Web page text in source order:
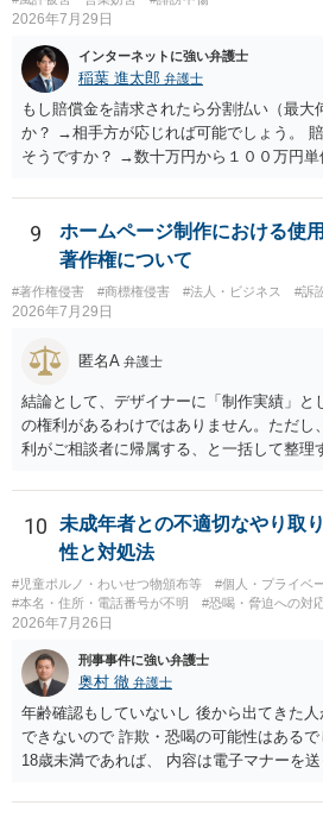
2026年7月29日
インターネットに強い弁護士
稲葉 進太郎 弁護士
もし賠償金を請求されたら分割払い（最大
か？ →相手方が応じれば可能でしょう。
そうですか？ →数十万円から１００万円
渉が行われ、双方合意に至れば支払が開始
訟提起を選択すれば訴訟の中で解決がな
9
ホームページ制作における使
著作権について
#著作権侵害 #商標権侵害 #法人・ビジネス #訴
2026年7月29日
匿名A 弁護士
結論として、デザイナーに「制作実績」と
の権利があるわけではありません。ただし
利がご相談者に帰属する、と一括して整理
身が著作権者です。 他方、ブランド名、
短いキャッチコピー、販売コンセプトな
りません。ただし、ロゴに独自の図形や
は、その表現部分が著作物となる可能性が
の著作権は撮影者に、肖像に関する権利は
（著作権法2条・17条）。 ウェブサイト全
等は別として、一般的なレイアウトや配色
材を希望に沿って配置した部分には、通常
いと考えられます。仮に具体的な画面構成
ても、その権利は当該部分に限られ、ご相
実績として掲載する権限まで当然に生じる
の同意があれば別です。また、単に制作を
10
未成年者との不適切なやり取
性と対処法
#児童ポルノ・わいせつ物頒布等 #個人・プライベ
#本名・住所・電話番号が不明
#恐喝・脅迫への対
2026年7月26日
刑事事件に強い弁護士
奥村 徹 弁護士
年齢確認もしていないし 後から出てきた
できないので 詐欺・恐喝の可能性はある
18歳未満であれば、 内容は電子マナーを
画の尺は10分ほど、服を着たままで胸を